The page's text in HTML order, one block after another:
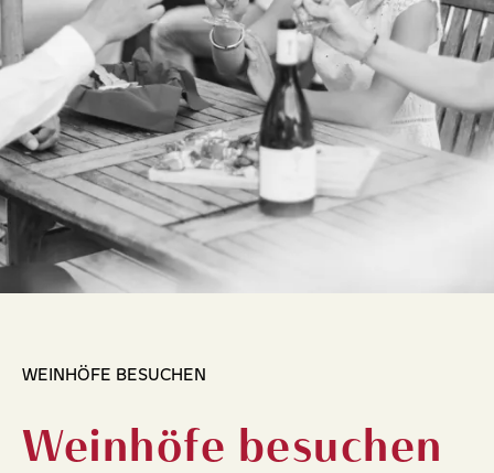
WEINHÖFE BESUCHEN
Weinhöfe besuchen